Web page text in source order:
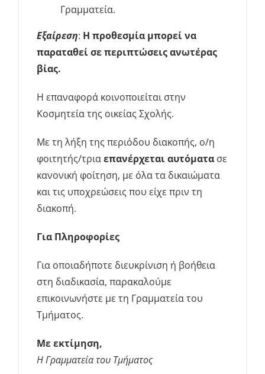
Γραμματεία.
Εξαίρεση: Η προθεσμία μπορεί να
παραταθεί σε περιπτώσεις ανωτέρας
βίας.
Η επαναφορά κοινοποιείται στην
Κοσμητεία της οικείας Σχολής.
Με τη λήξη της περιόδου διακοπής, ο/η
φοιτητής/τριαεπανέρχεται αυτόματασε
κανονική φοίτηση, με όλα τα δικαιώματα
και τις υποχρεώσεις που είχε πριν τη
διακοπή.
Για Πληροφορίες
Για οποιαδήποτε διευκρίνιση ή βοήθεια
στη διαδικασία, παρακαλούμε
επικοινωνήστε με τη Γραμματεία του
Τμήματος.
Με εκτίμηση,
Η Γραμματεία του Τμήματος